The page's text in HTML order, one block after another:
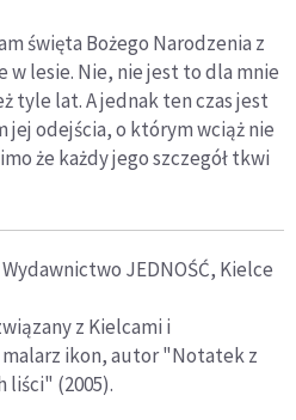
święta Bożego Narodzenia z
w lesie. Nie, nie jest to dla mnie
tyle lat. A jednak ten czas jest
jej odejścia, o którym wciąż nie
że każdy jego szczegół tkwi
Wydawnictwo JEDNOŚĆ, Kielce
z Kielcami i
ikon, autor "Notatek z
liści" (2005).